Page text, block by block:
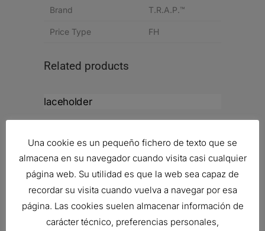
Brand T.R.A.P.™
Price Type FH
Related products
RESPIRADERO, CIL?NDRICO AIRE
P528234
Una cookie es un pequeño fichero de texto que se
almacena en su navegador cuando visita casi cualquier
página web. Su utilidad es que la web sea capaz de
recordar su visita cuando vuelva a navegar por esa
página. Las cookies suelen almacenar información de
carácter técnico, preferencias personales,